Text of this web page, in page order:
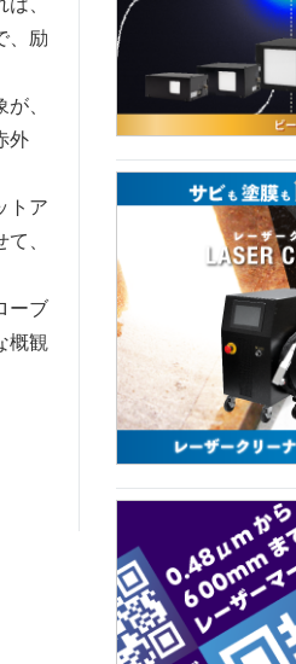
、
、励
、
外
トア
、
ーブ
概観